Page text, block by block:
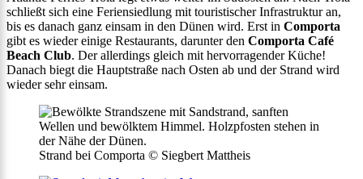
schließt sich eine Feriensiedlung mit touristischer Infrastruktur an,
bis es danach ganz einsam in den Dünen wird. Erst in Comporta
gibt es wieder einige Restaurants, darunter den Comporta Café
Beach Club. Der allerdings gleich mit hervorragender Küche!
Danach biegt die Hauptstraße nach Osten ab und der Strand wird
wieder sehr einsam.
Strand bei Comporta © Siegbert Mattheis